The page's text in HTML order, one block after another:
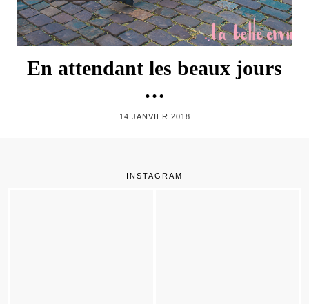
En attendant les beaux jours
…
14 JANVIER 2018
INSTAGRAM